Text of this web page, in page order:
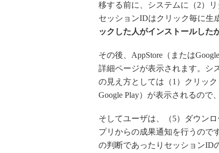
移する前に、システムに（2）
セッションIDはクリック毎に生
ックした人がインストールしたか
その後、AppStore（または
詳細ページが表示されます。シ
の見え方としては（1）クリッ
Google Play）が表示されるので
そしてユーザは、（5）ダウン
プリからの成果通知を行うので
の判断であったりセッションID